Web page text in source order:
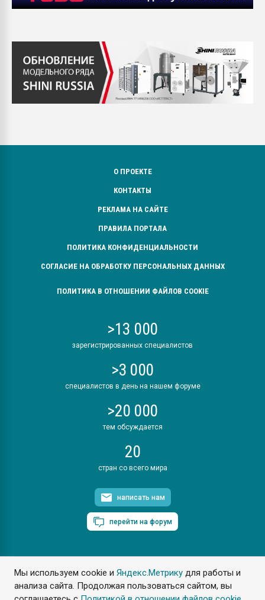
Мы используем cookie иЯндекс.Метрику для работы и
анализа сайта. Продолжая пользоваться сайтом, вы
О ПРОЕКТЕ
КОНТАКТЫ
РЕКЛАМА НА САЙТЕ
ПРАВИЛА ПОРТАЛА
ПОЛИТИКА КОНФИДЕНЦИАЛЬНОСТИ
СОГЛАСИЕ НА ОБРАБОТКУ ПЕРСОНАЛЬНЫХ ДАННЫХ
ПОЛИТИКА В ОТНОШЕНИИ ФАЙЛОВ COOKIE
>13 000
зарегистрированных специалистов
>3 000
специалистов в день на нашем форуме
>20 000
тем обсуждается
20
стран со всего мира
написать нам
перейти на форум
ПластЭксперт © 2006. Все права защищены
Разрешается копирование материалов сайта с обязательной
ссылкой на www.e-plastic.ru